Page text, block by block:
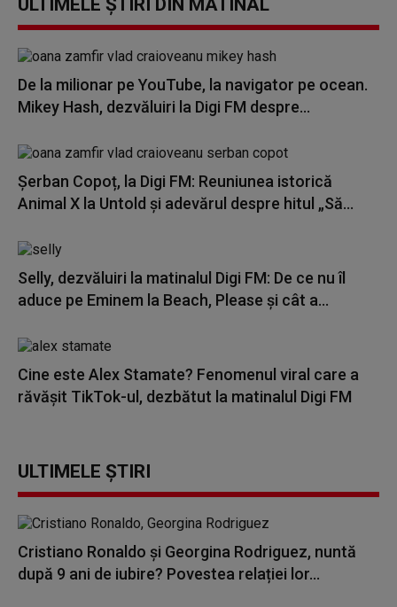
ULTIMELE ȘTIRI DIN MATINAL
De la milionar pe YouTube, la navigator pe ocean.
Mikey Hash, dezvăluiri la Digi FM despre...
Șerban Copoț, la Digi FM: Reuniunea istorică
Animal X la Untold și adevărul despre hitul „Să...
Selly, dezvăluiri la matinalul Digi FM: De ce nu îl
aduce pe Eminem la Beach, Please și cât a...
Cine este Alex Stamate? Fenomenul viral care a
răvășit TikTok-ul, dezbătut la matinalul Digi FM
ULTIMELE ȘTIRI
Cristiano Ronaldo și Georgina Rodriguez, nuntă
după 9 ani de iubire? Povestea relației lor...